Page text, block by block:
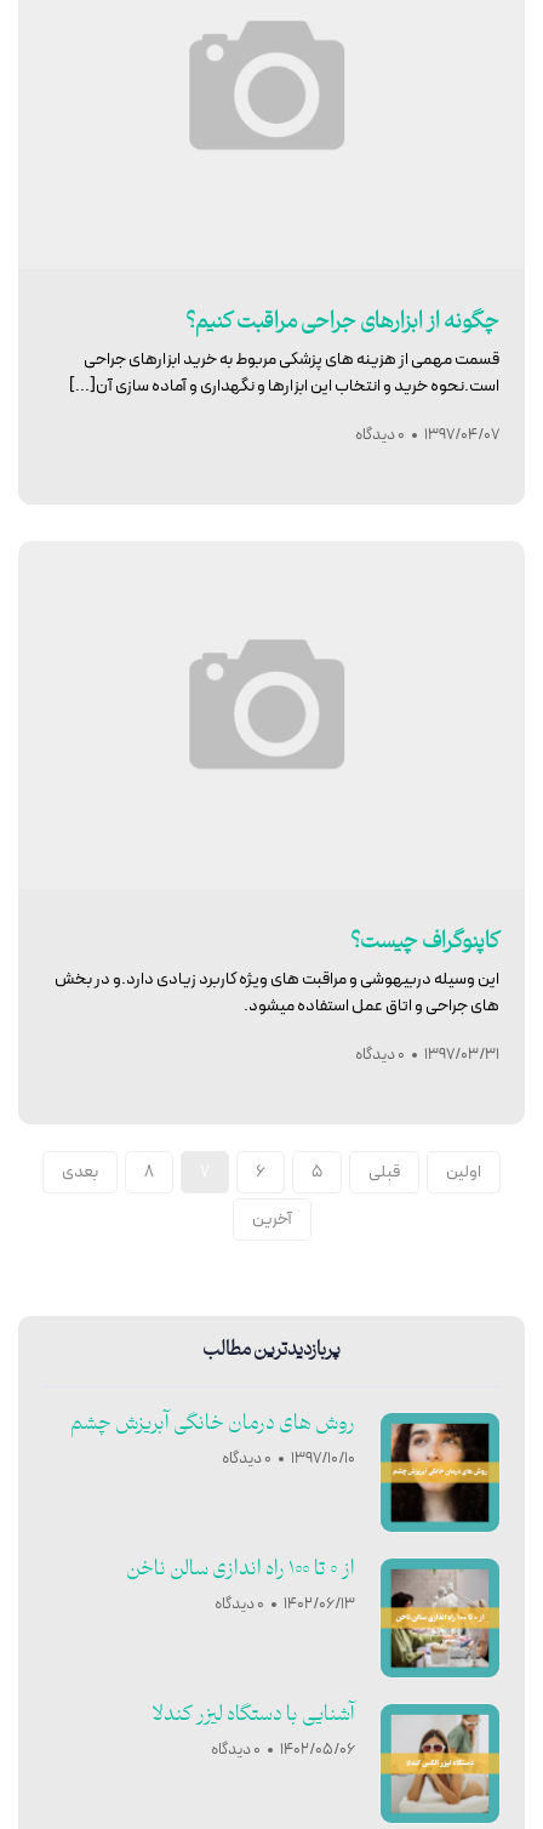
چگونه از ابزارهای جراحی مراقبت کنیم؟
قسمت مهمی از هزینه های پزشکی مربوط به خرید ابزارهای جراحی
است.نحوه خرید و انتخاب این ابزارها و نگهداری و آماده سازی آن[...]
1397/04/07 0 دیدگاه
کاپنوگراف چیست؟
این وسیله دربیهوشی و مراقبت های ویژه کاربرد زیادی دارد.و در بخش
های جراحی و اتاق عمل استفاده میشود.
1397/03/31 0 دیدگاه
اولین قبلی ۵ ۶ ۸
بعدی
آخرین
پربازدیدترین مطالب
روش های درمان خانگی آبریزش چشم
1397/10/10 0 دیدگاه
از 0 تا 100 راه اندازی سالن ناخن
1402/06/13 0 دیدگاه
آشنایی با دستگاه لیزر کندلا
1402/05/06 0 دیدگاه